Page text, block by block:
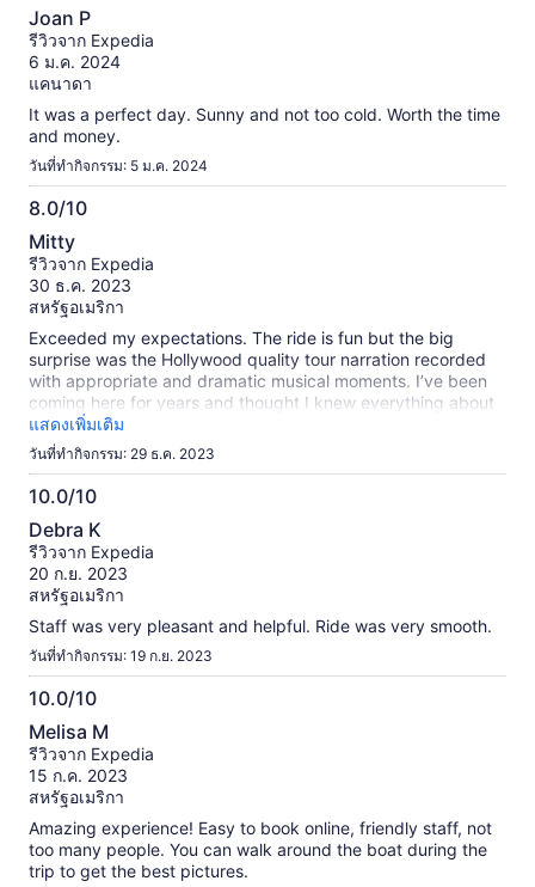
ข้อมูล
เพิ่ม
เติม
เกี่ยว
รีวิว
ที่
ได้
รับ
การ
ตรวจ
สอบ
แล้ว
10.0
จาก
10
Joan P
รีวิวจาก Expedia
6 ม.ค. 2024
แคนาดา
It was a perfect day. Sunny and not too cold. Worth the time
and money.
วันที่ทำกิจกรรม: 5 ม.ค. 2024
8.0/10
8.0
จาก
10
Mitty
รีวิวจาก Expedia
30 ธ.ค. 2023
สหรัฐอเมริกา
Exceeded my expectations. The ride is fun but the big
surprise was the Hollywood quality tour narration recorded
with appropriate and dramatic musical moments. I’ve been
coming here for years and thought I knew everything about
SF. Learned a lot. Felt bad for the operator… the boat holds
hundreds yet I would say there were maybe 40 of us on
like we were on our way to China!
แสดงเพิ่มเติม
วันที่ทำกิจกรรม: 29 ธ.ค. 2023
10.0/10
10.0
จาก
10
Debra K
รีวิวจาก Expedia
20 ก.ย. 2023
สหรัฐอเมริกา
Staff was very pleasant and helpful. Ride was very smooth.
วันที่ทำกิจกรรม: 19 ก.ย. 2023
10.0/10
10.0
จาก
10
Melisa M
รีวิวจาก Expedia
15 ก.ค. 2023
สหรัฐอเมริกา
Amazing experience! Easy to book online, friendly staff, not
too many people. You can walk around the boat during the
trip to get the best pictures.